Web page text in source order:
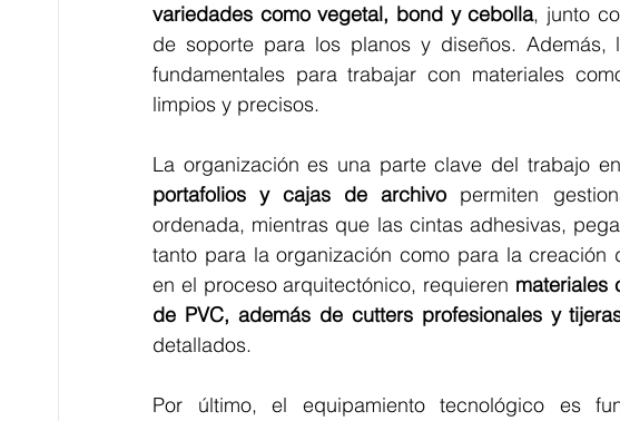
variedades como vegetal, bond y cebolla, junto
de soporte para los planos y diseños.
fundamentales para trabajar con materiales
limpios y precisos.
La organización es una parte clave del trabajo
portafolios y cajas de archivo permiten
ordenada, mientras que las cintas adhesivas,
tanto para la organización como para la creación
en el proceso arquitectónico, requieren materiales
de PVC, además de cutters profesionales y
detallados.